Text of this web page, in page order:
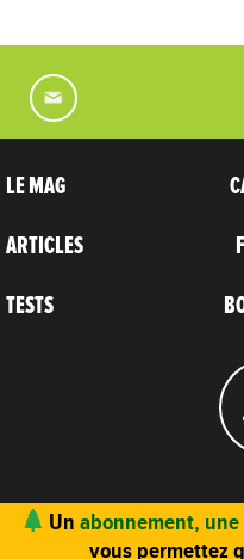
LE MAG
ARTICLES
TESTS
© 2004 - 2026
Un abonnement,
vous permettez